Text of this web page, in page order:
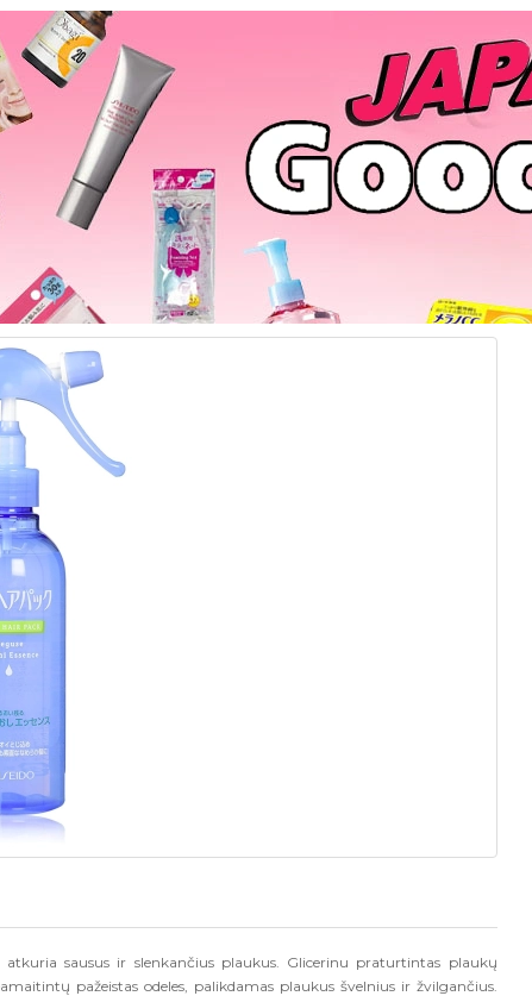
sausus ir slenkančius plaukus. Glicerinu praturtintas plaukų
pažeistas odeles, palikdamas plaukus švelnius ir žvilgančius.